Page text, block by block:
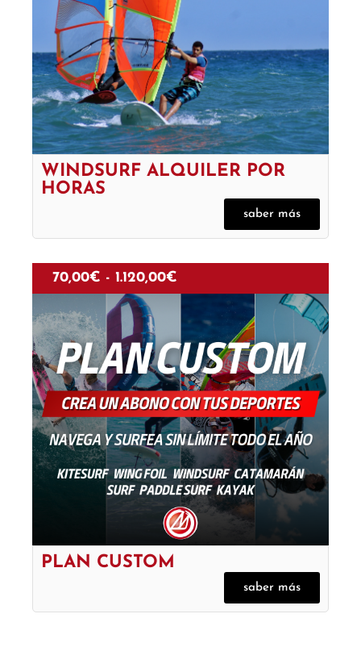
WINDSURF ALQUILER POR
HORAS
saber más
70,00€ - 1.120,00€
PLAN CUSTOM
saber más